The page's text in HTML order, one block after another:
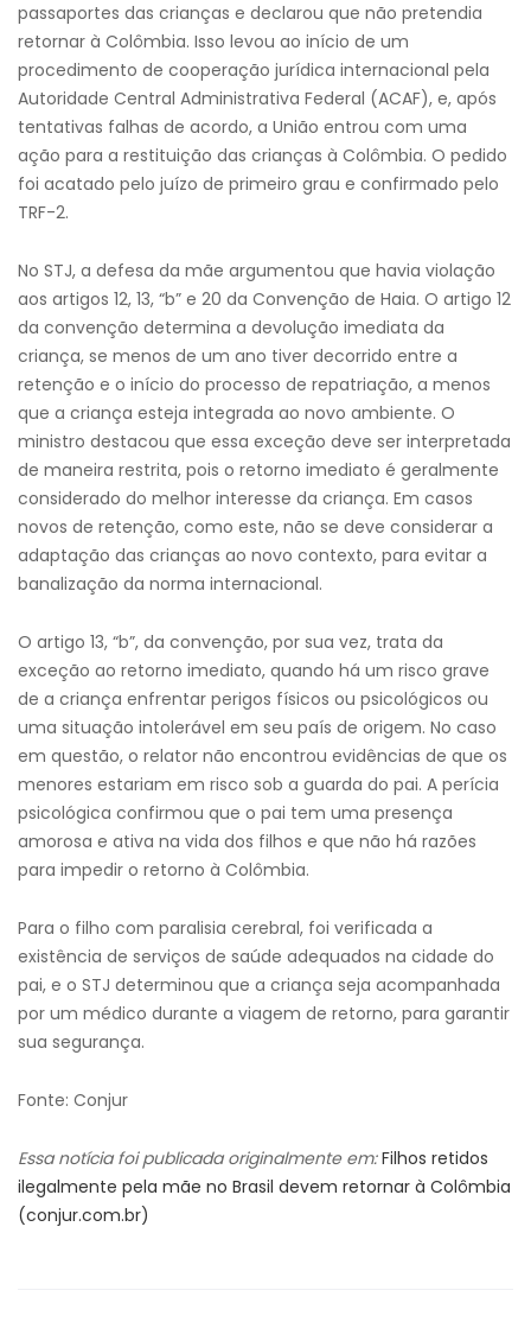
passaportes das crianças e declarou que não pretendia
retornar à Colômbia. Isso levou ao início de um
procedimento de cooperação jurídica internacional pela
Autoridade Central Administrativa Federal (ACAF), e, após
tentativas falhas de acordo, a União entrou com uma
ação para a restituição das crianças à Colômbia. O pedido
foi acatado pelo juízo de primeiro grau e confirmado pelo
TRF-2.
No STJ, a defesa da mãe argumentou que havia violação
aos artigos 12, 13, “b” e 20 da Convenção de Haia. O artigo 12
da convenção determina a devolução imediata da
criança, se menos de um ano tiver decorrido entre a
retenção e o início do processo de repatriação, a menos
que a criança esteja integrada ao novo ambiente. O
ministro destacou que essa exceção deve ser interpretada
de maneira restrita, pois o retorno imediato é geralmente
considerado do melhor interesse da criança. Em casos
novos de retenção, como este, não se deve considerar a
adaptação das crianças ao novo contexto, para evitar a
banalização da norma internacional.
O artigo 13, “b”, da convenção, por sua vez, trata da
exceção ao retorno imediato, quando há um risco grave
de a criança enfrentar perigos físicos ou psicológicos ou
uma situação intolerável em seu país de origem. No caso
em questão, o relator não encontrou evidências de que os
menores estariam em risco sob a guarda do pai. A perícia
psicológica confirmou que o pai tem uma presença
amorosa e ativa na vida dos filhos e que não há razões
para impedir o retorno à Colômbia.
Para o filho com paralisia cerebral, foi verificada a
existência de serviços de saúde adequados na cidade do
pai, e o STJ determinou que a criança seja acompanhada
por um médico durante a viagem de retorno, para garantir
sua segurança.
Fonte: Conjur
Essa notícia foi publicada originalmente em: Filhos retidos
ilegalmente pela mãe no Brasil devem retornar à Colômbia
(conjur.com.br)